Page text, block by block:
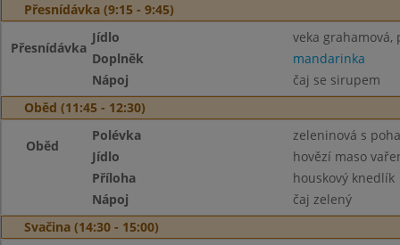
Přesnídávka (9:15 - 9:45)
Přesnídávka
Jídlo
veka grahamová,
Doplněk
mandarinka
Nápoj
čaj se sirupem
Oběd (11:45 - 12:30)
Oběd
Polévka
zeleninová s
Jídlo
hovězí maso
Příloha
houskový knedlík
Nápoj
čaj zelený
Svačina (14:30 - 15:00)